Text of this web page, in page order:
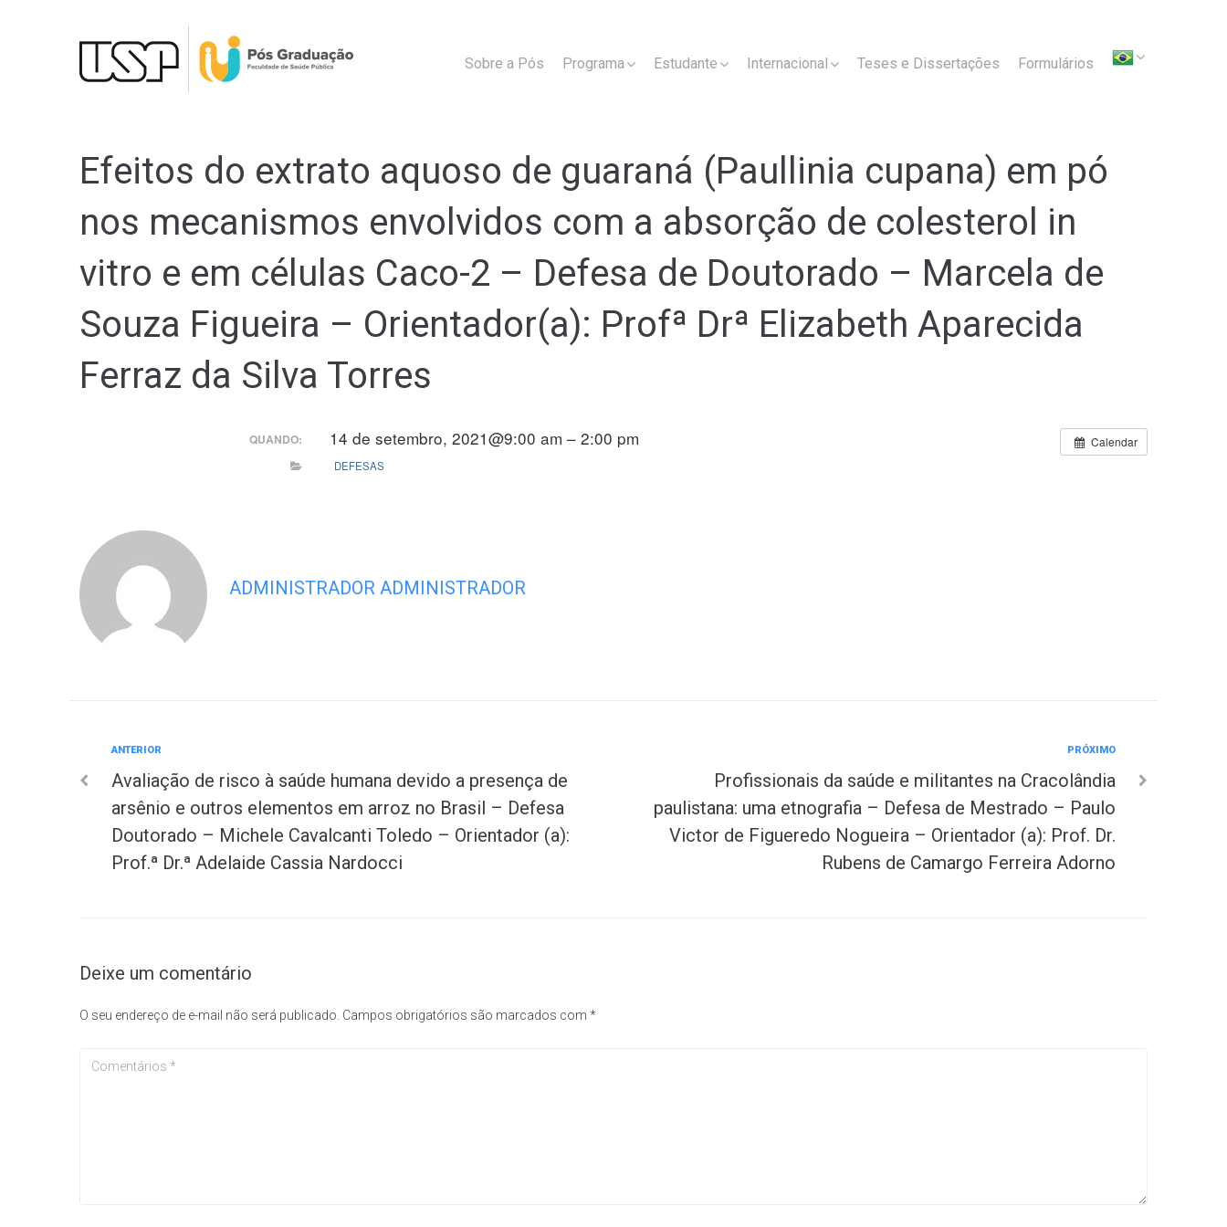
Sobre a Pós Programa Estudante Internacional Teses e Dissertações Formulários
Efeitos do extrato aquoso de guaraná (Paullinia cupana) em pó
nos mecanismos envolvidos com a absorção de colesterol in
vitro e em células Caco-2 – Defesa de Doutorado – Marcela de
Souza Figueira – Orientador(a): Profª Drª Elizabeth Aparecida
Ferraz da Silva Torres
Calendar
QUANDO: 14 de setembro, 2021@9:00 am – 2:00 pm
DEFESAS
ADMINISTRADOR ADMINISTRADOR
Navegação
de
Post
Anterior
ANTERIOR
Avaliação de risco à saúde humana devido a presença de
arsênio e outros elementos em arroz no Brasil – Defesa
Doutorado – Michele Cavalcanti Toledo – Orientador (a):
Prof.ª Dr.ª Adelaide Cassia Nardocci
PRÓXIMO
Profissionais da saúde e militantes na Cracolândia
paulistana: uma etnografia – Defesa de Mestrado – Paulo
Victor de Figueredo Nogueira – Orientador (a): Prof. Dr.
Rubens de Camargo Ferreira Adorno
Deixe um comentário
O seu endereço de e-mail não será publicado. Campos obrigatórios são marcados com *